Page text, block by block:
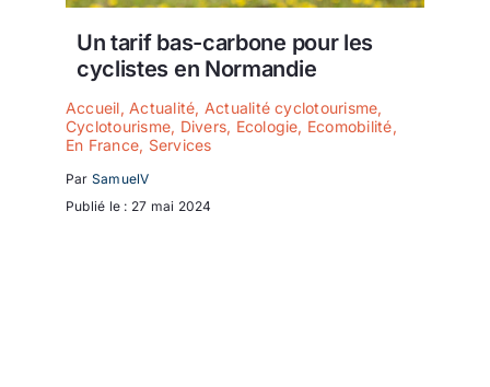
EcologieUn tarif bas-carbone pour les
cyclistes en Normandie
Accueil, Actualité, Actualité cyclotourisme,
Cyclotourisme, Divers, Ecologie, Ecomobilité,
En France, Services
Par SamuelV
Publié le : 27 mai 2024